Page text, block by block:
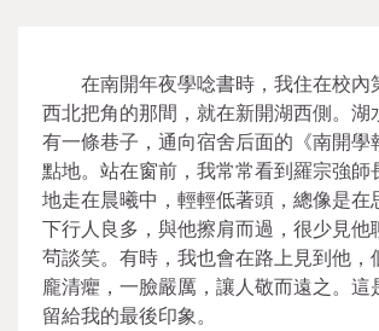
在南開年夜學唸書時，我住在校內
西北把角的那間，就在新開湖西側。湖
有一條巷子，通向宿舍后面的《南開學
點地。站在窗前，我常常看到羅宗強師
地走在晨曦中，輕輕低著頭，總像是在
下行人良多，與他擦肩而過，很少見他
茍談笑。有時，我也會在路上見到他，
龐清癯，一臉嚴厲，讓人敬而遠之。這
留給我的最後印象。